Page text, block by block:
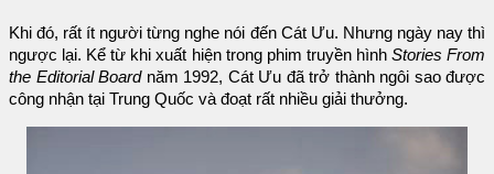
Khi đó, rất ít người từng nghe nói đến Cát Ưu. Nhưng ngày nay thì
ngược lại. Kể từ khi xuất hiện trong phim truyền hình Stories From
the Editorial Boardnăm 1992, Cát Ưu đã trở thành ngôi sao được
công nhận tại Trung Quốc và đoạt rất nhiều giải thưởng.